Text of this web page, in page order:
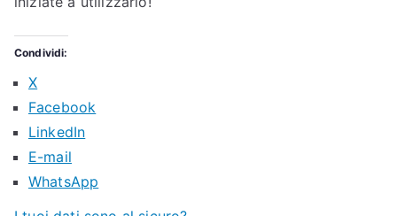
Condividi:
X
Facebook
LinkedIn
E-mail
WhatsApp